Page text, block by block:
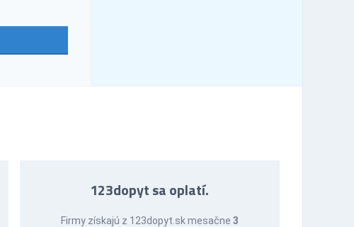
123dopyt sa oplatí.
Firmy získajú z 123dopyt.sk mesačne 3